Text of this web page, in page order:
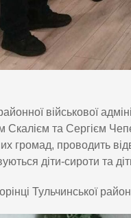
військової
та Сергієм
громад, проводить
діти-сироти та
Тульчинської